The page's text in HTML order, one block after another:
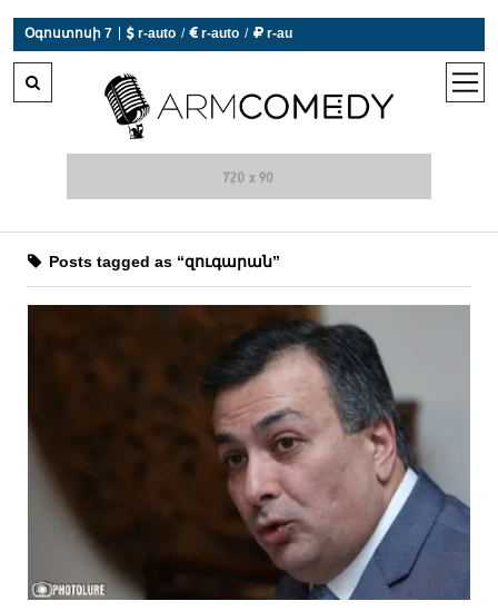
Օգոստոսի 7  r-auto /  r-auto /  r-au
open
Posts tagged as “զուգարան”